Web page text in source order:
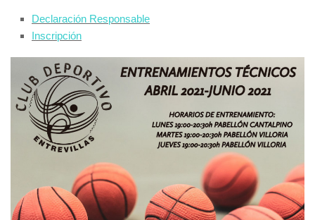
Declaración Responsable
Inscripción